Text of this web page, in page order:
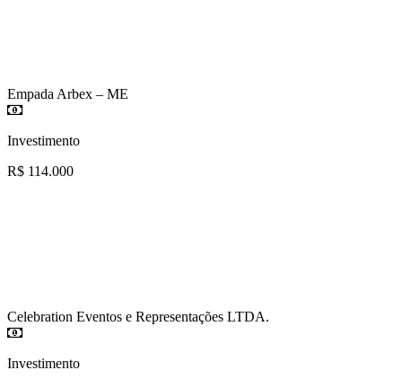
Empada Arbex – ME
Investimento
R$ 114.000
Celebration Eventos e Representações LTDA.
Investimento